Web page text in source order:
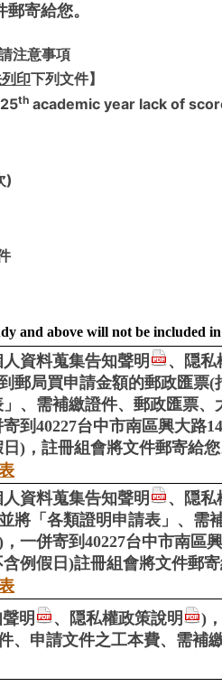
寄給您。
注意事項
印下列文件】
th academic year lack of
)
and above will not be included
人資料蒐集告知聲明 、隠私
郵局買申請金額的郵政匯票(
、需補繳證件、郵政匯票、
到40227台中市南區興大路
)，註冊組會將文件郵寄給您
人資料蒐集告知聲明 、隠私
將「各類證明申請表」、需
一併寄到40227台中市南區
例假日)註冊組會將文件郵寄
明 、隠私權政策說明
)
、申請文件之工本費、需補